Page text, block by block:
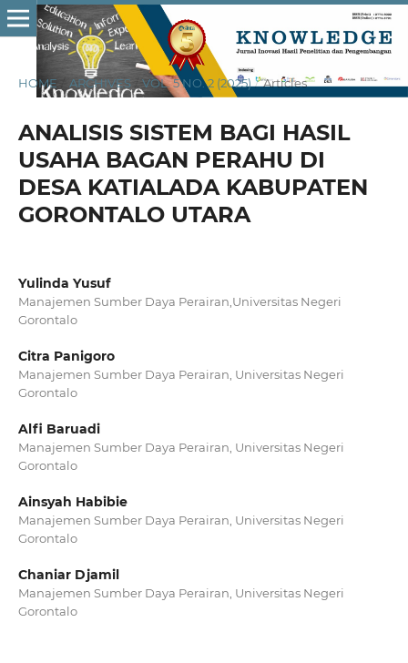
HOME ARCHIVES / VOL. 5 NO. 2 (2025) / Articles
ANALISIS SISTEM BAGI HASIL
USAHA BAGAN PERAHU DI
DESA KATIALADA KABUPATEN
GORONTALO UTARA
Yulinda Yusuf
Manajemen Sumber Daya Perairan,Universitas Negeri
Gorontalo
Citra Panigoro
Manajemen Sumber Daya Perairan, Universitas Negeri
Gorontalo
Alfi Baruadi
Manajemen Sumber Daya Perairan, Universitas Negeri
Gorontalo
Ainsyah Habibie
Manajemen Sumber Daya Perairan, Universitas Negeri
Gorontalo
Chaniar Djamil
Manajemen Sumber Daya Perairan, Universitas Negeri
Gorontalo